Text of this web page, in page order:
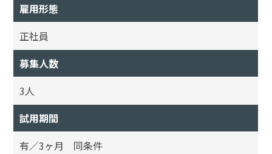
雇用形態
正社員
募集人数
3人
試用期間
有／3ヶ月 同条件